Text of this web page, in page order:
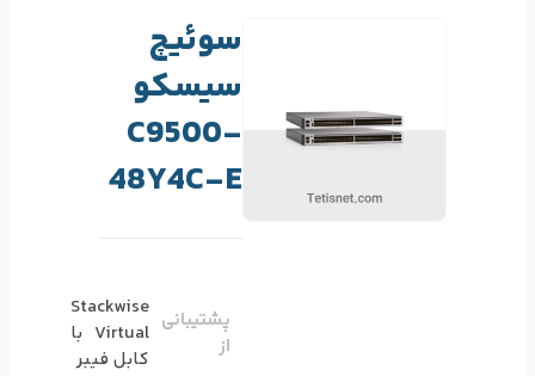
سوئیچ
سیسکو
C9500-
48Y4C-E
پشتیبانی
از
Stackwise
Virtual با
کابل فیبر